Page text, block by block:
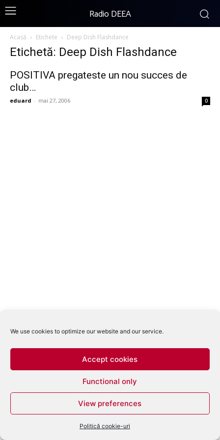
We use cookies to optimize our website and our service.
Accept cookies
Functional only
View preferences
Politică cookie-uri
Radio DEEA
Acasă Etichete Deep Dish Flashdance
Etichetă: Deep Dish Flashdance
POSITIVA pregateste un nou succes de
club…
eduard - mai 27, 2006 0